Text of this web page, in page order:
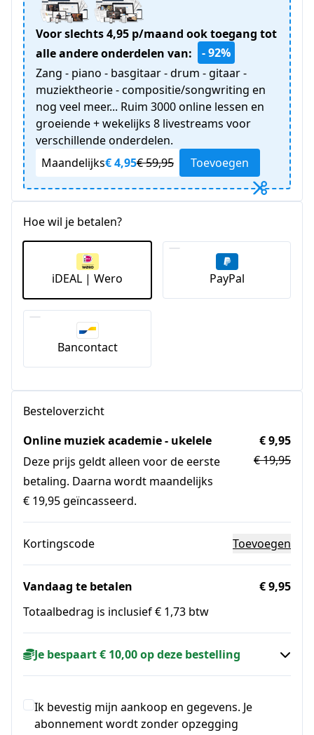
Voor slechts 4,95 p/maand ook toegang tot
alle andere onderdelen van:
- 92%
Zang - piano - basgitaar - drum - gitaar -
muziektheorie - compositie/songwriting en
nog veel meer... Ruim 3000 online lessen en
groeiende + wekelijks 8 livestreams voor
verschillende onderdelen.
Maandelijks€ 4,95€ 59,95 Toevoegen
Hoe wil je betalen?
iDEAL | Wero PayPal
Bancontact
Besteloverzicht
Online muziek academie - ukelele
Deze prijs geldt alleen voor de eerste
betaling. Daarna wordt maandelijks
€ 19,95 geïncasseerd.
€ 9,95
€ 19,95
Kortingscode Toevoegen
Vandaag te betalen
€ 9,95
Totaalbedrag is inclusief € 1,73 btw
Je bespaart € 10,00 op deze bestelling
Ik bevestig mijn aankoop en gegevens. Je
abonnement wordt zonder opzegging